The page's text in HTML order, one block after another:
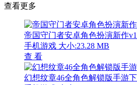
查看更多
帝国守门者安卓角色扮演新作
手机游戏 大小:23.28 MB
查 看
幻想纹章46全角色解锁版手游